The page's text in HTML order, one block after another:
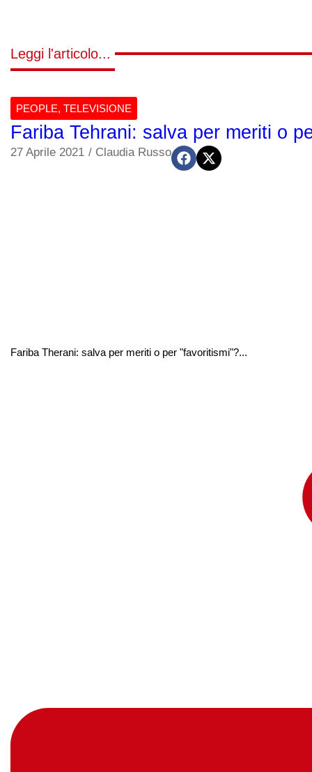
Leggi l'articolo...
PEOPLE, TELEVISIONE
Fariba Tehrani: salva per meriti o
27 Aprile 2021 / Claudia Russo
Fariba Therani: salva per meriti o per "favoritismi"?...